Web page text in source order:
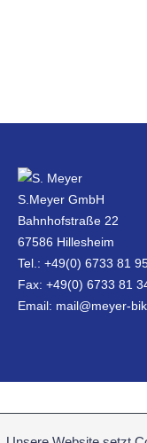
S.Meyer GmbH
Bahnhofstraße 22
67586 Hillesheim
Tel.: +49(0) 6733 81
Fax: +49(0) 6733 81
Email: mail@meyer-